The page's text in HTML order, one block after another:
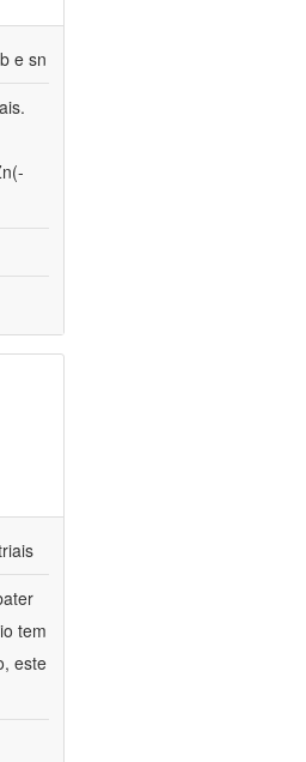
e sn
tem
este